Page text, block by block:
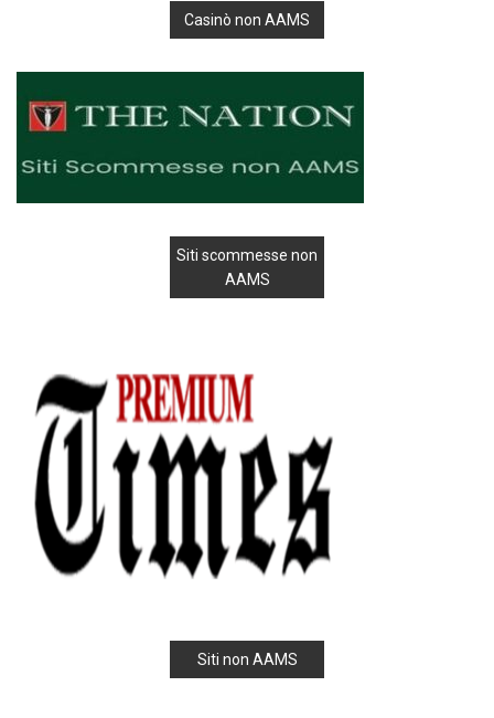
Casinò non AAMS
Siti scommesse non
AAMS
Siti non AAMS